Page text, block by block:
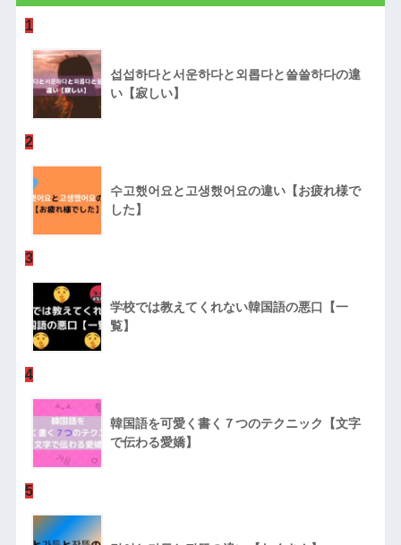
1
섭섭하다と서운하다と외롭다と쓸쓸하다の違
い【寂しい】
2
수고했어요と고생했어요の違い【お疲れ様で
した】
3
学校では教えてくれない韓国語の悪口【一
覧】
4
韓国語を可愛く書く７つのテクニック【文字
で伝わる愛嬌】
5